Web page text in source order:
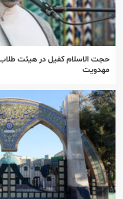
حجت الاسلام کفیل در هیئت
مهدویت